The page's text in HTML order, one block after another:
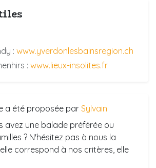
: www.yverdonlesbainsregion.ch
: www.lieux-insolites.fr
a été proposée par Sylvain
avez une balade préférée ou
? N'hésitez pas à nous la
correspond à nos critères, elle